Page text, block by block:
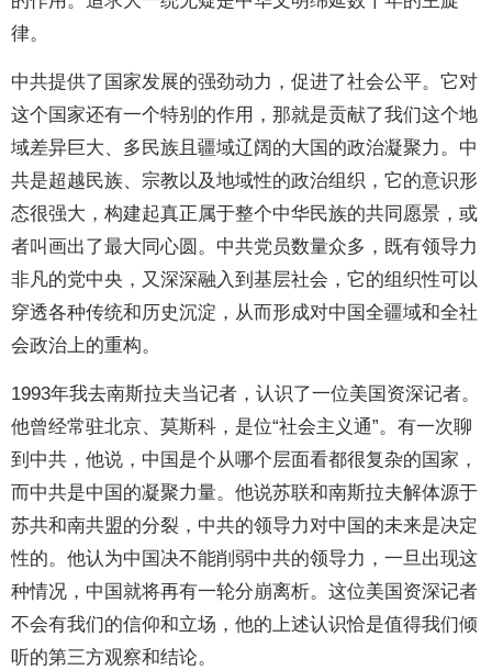
律。
中共提供了国家发展的强劲动力，促进了社会公平。它对
这个国家还有一个特别的作用，那就是贡献了我们这个地
域差异巨大、多民族且疆域辽阔的大国的政治凝聚力。中
共是超越民族、宗教以及地域性的政治组织，它的意识形
态很强大，构建起真正属于整个中华民族的共同愿景，或
者叫画出了最大同心圆。中共党员数量众多，既有领导力
非凡的党中央，又深深融入到基层社会，它的组织性可以
穿透各种传统和历史沉淀，从而形成对中国全疆域和全社
会政治上的重构。
1993年我去南斯拉夫当记者，认识了一位美国资深记者。
他曾经常驻北京、莫斯科，是位“社会主义通”。有一次聊
到中共，他说，中国是个从哪个层面看都很复杂的国家，
而中共是中国的凝聚力量。他说苏联和南斯拉夫解体源于
苏共和南共盟的分裂，中共的领导力对中国的未来是决定
性的。他认为中国决不能削弱中共的领导力，一旦出现这
种情况，中国就将再有一轮分崩离析。这位美国资深记者
不会有我们的信仰和立场，他的上述认识恰是值得我们倾
听的第三方观察和结论。